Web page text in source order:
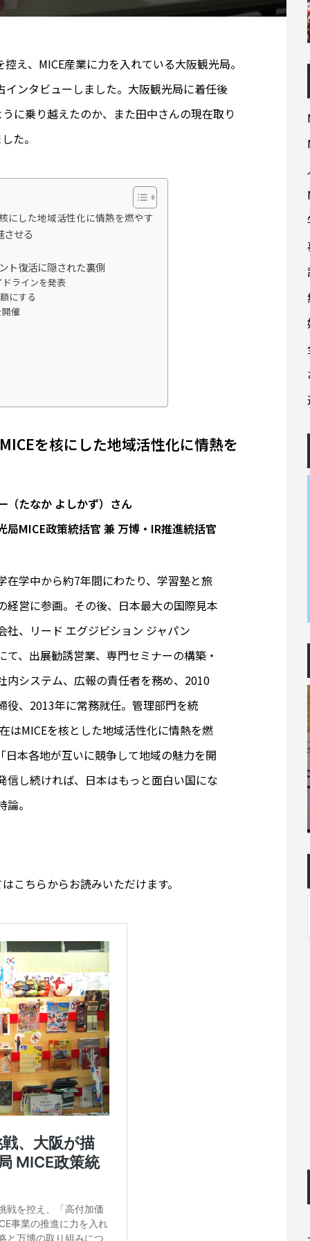
え、MICE産業に力を入れている大阪観光局。
ンタビューしました。大阪観光局に着任後
に乗り越えたのか、また田中さんの現在取り
た。
にした地域活性化に情熱を燃やす
せる
ト復活に隠された裏側
ラインを発表
にする
催
を核にした地域活性化に情熱を
（たなか よしかず）さん
局MICE政策統括官 兼 万博・IR推進統括官
在学中から約7年間にわたり、学習塾と旅
経営に参画。その後、日本最大の国際見本
社、リード エグジビション ジャパン
て、出展勧誘営業、専門セミナーの構築・
内システム、広報の責任者を務め、2010
役、2013年に常務就任。管理部門を統
はMICEを核とした地域活性化に情熱を燃
日本各地が互いに競争して地域の魅力を開
信し続ければ、日本はもっと面白い国にな
。
ちらからお読みいただけます。